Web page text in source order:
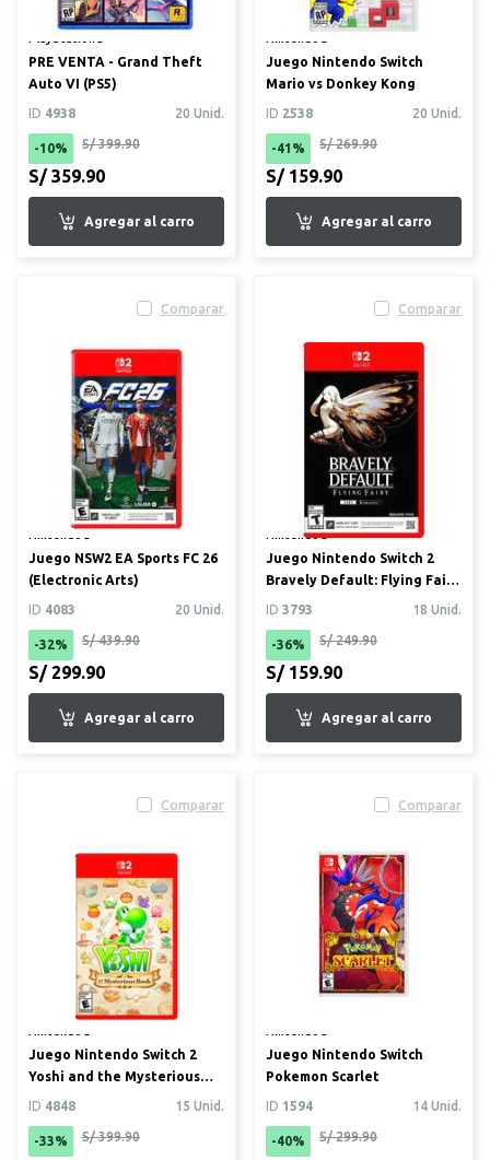
PlayStation®
PRE VENTA - Grand Theft
Auto VI (PS5)
ID 4938 20 Unid.
-10% S/ 399.90
S/ 359.90
Juego Nintendo Switch
Mario vs Donkey Kong
ID 2538 20 Unid.
-41% S/ 269.90
S/ 159.90
Comparar
Juego NSW2 EA Sports FC 26
(Electronic Arts)
ID 4083 20 Unid.
-32% S/ 439.90
S/ 299.90
Comparar
Nintendo®
Juego Nintendo Switch 2
Bravely Default: Flying Fairy
HD
ID 3793 18 Unid.
-36% S/ 249.90
S/ 159.90
Comparar
Juego Nintendo Switch 2
Yoshi and the Mysterious
Book
ID 4848 15 Unid.
-33% S/ 399.90
Comparar
Juego Nintendo Switch
Pokemon Scarlet
ID 1594 14 Unid.
-40% S/ 299.90